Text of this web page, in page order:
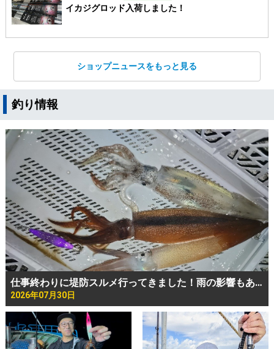
イカジグロッド入荷しました！
ショップニュースをもっと見る
釣り情報
仕事終わりに堤防スルメ行ってきました！雨の影響もあ…
2026年07月30日